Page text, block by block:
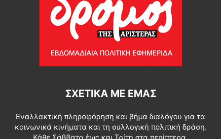
ΣΧΕΤΙΚΆ ΜΕ ΕΜΆΣ
Εναλλακτική πληροφόρηση και βήμα διαλόγου για τα
κοινωνικά κινήματα και τη συλλογική πολιτική δράση.